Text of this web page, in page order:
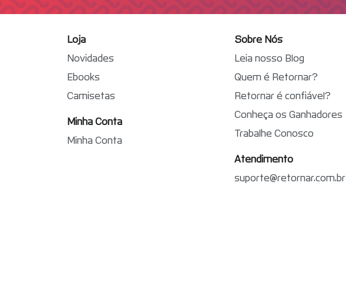
Loja
Novidades
Ebooks
Camisetas
Minha Conta
Minha Conta
Sobre Nós
Leia nosso Blog
Quem é Retornar?
Retornar é confiável?
Conheça os Ganhadores
Trabalhe Conosco
Atendimento
suporte@retornar.com.br